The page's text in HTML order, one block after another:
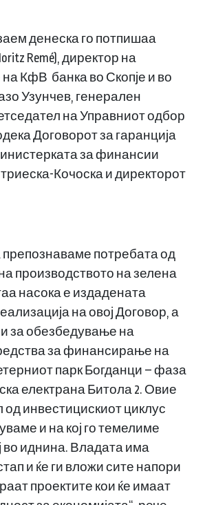
денеска го потпишаа
Remé), директор на
КфВ банка во Скопје и во
Узунчев, генерален
на Управниот одбор
Договорот за гаранција
за финансии
Кочоска и директорот
препознаваме потребата од
производството на зелена
насока е издадената
на овој Договор, а
за обезбедување на
за финансирање на
парк Богданци – фаза
електрана Битола 2. Овие
од инвестицискиот циклус
и на кој го темелиме
во иднина. Владата има
и ќе ги вложи сите напори
проектите кои ќе имаат